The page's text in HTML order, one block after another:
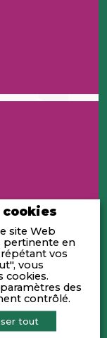
site Web
pertinente en
vos
vous
cookies.
des
contrôlé.
tout